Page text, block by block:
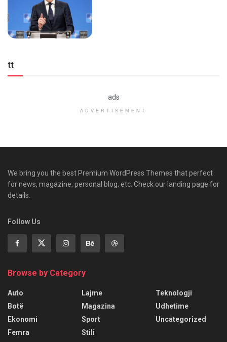
tt
ads
ADVERTISEMENT
We bring you the best Premium WordPress Themes that perfect
for news, magazine, personal blog, etc. Check our landing page for
details.
Follow Us
Browse by Category
Auto
Botë
Ekonomi
Femra
Lajme
Magazina
Sport
Stili
Teknologji
Udhetime
Uncategorized